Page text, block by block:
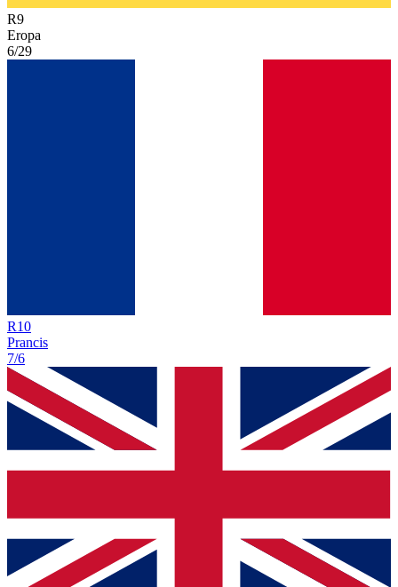
R9
Eropa
6/29
R10
Prancis
7/6